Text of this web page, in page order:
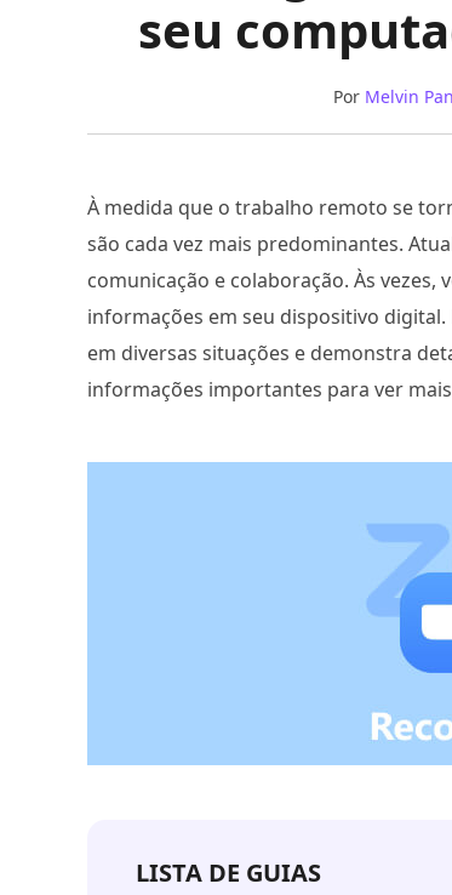
seu
Por Melvin
À medida que o trabalho remoto se
são cada vez mais predominantes.
comunicação e colaboração. Às vezes,
informações em seu dispositivo
em diversas situações e demonstra
informações importantes para ver
LISTA DE GUIAS